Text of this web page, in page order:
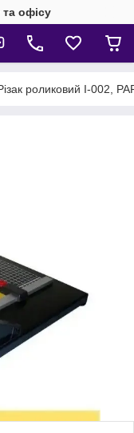
офісу
роликовий I-002,